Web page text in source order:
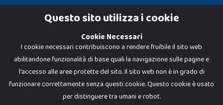
Cookie PolicyQuesto sito utilizza i cookie
Cookie Necessari
I cookie necessari contribuiscono a rendere fruibile il sito web
abilitandone funzionalità di base quali la navigazione sulle pagine e
l'accesso alle aree protette del sito. Il sito web non è in grado di
funzionare correttamente senza questi cookie. Questo cookie è usato
per distinguere tra umani e robot.